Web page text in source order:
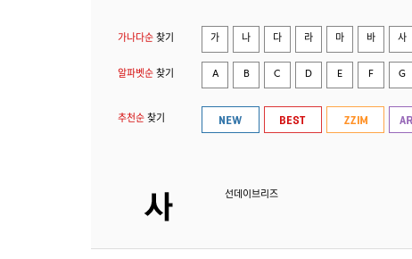
가나다순 찾기 가 나 다 라 마 바 사
알파벳순 찾기 A B C D E F G
추천순 찾기
선데이브리즈